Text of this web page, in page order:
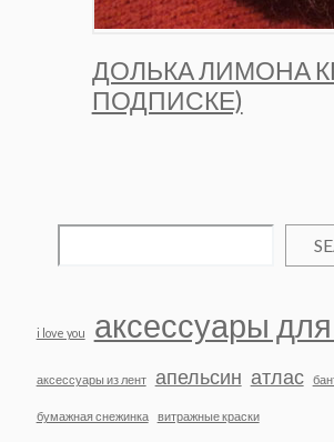
ДОЛЬКА ЛИМОНА
ПОДПИСКЕ)
i love you аксессуары
аксессуары из лент апельсин атлас
бумажная снежинка витражные краски